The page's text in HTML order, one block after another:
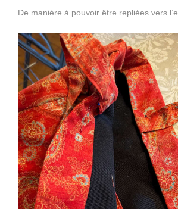
De manière à pouvoir être repliées vers